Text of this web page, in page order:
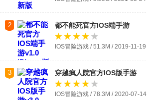
2 都不能死官方IOS端手游
IOS冒险游戏 / 51.3M / 2019-11-19
3 穿越疯人院官方IOS版手游
IOS冒险游戏 / 78.3M / 2020-07-14